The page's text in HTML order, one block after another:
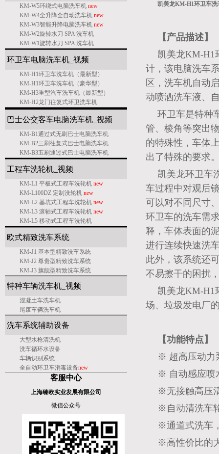
KM-W5环绕式电脑洗车机 new
KM-W4全升降全自动洗车机 new
KM-W3智能升降电脑洗车机 new
KM-W2旋转水刀 SPA 洗车机
KM-W1旋转水刀 SPA 洗车机
环卫车电脑洗车机_ 视频
KM-H1环卫车洗车机（最新型）
KM-H1环卫车洗车机（豪华型）
KM-H3重型汽车洗车机（最新型）
KM-H2龙门往复式环卫洗车机
巴士公交客车电脑洗车机 视频
KM-B1通过式无刷巴士电脑洗车机
KM-B2三刷往复式巴士电脑洗车机
KM-B3五刷通过式巴士电脑洗车机
工程车洗轮机 视频
KM-L1 平板式工程车洗轮机 new
KM-L100DZ 定制洗轮机 new
KM-L2 基坑式工程车洗轮机 new
KM-L3 滚轴式工程车洗轮机 new
KM-L5 移动式工程车洗轮机
欧式精致洗车系统
KM-J1 基本型精致洗车系统
KM-J2 尊贵型精致洗车系统
KM-J3 旗舰型精致洗车系统
特种车辆洗车机_视频
混凝土车洗车机
尾废车辆洗车机
洗车系统辅助设备
大型水枪清洗机
洗车循环水设备
车辆识别系统
全自动环卫车消毒设备new
客服中心
上海臻欧实业发展有限公司
微信公众号
凯美龙KM-H1环卫车
【产品描述
凯美龙KM-H1
计，该电脑洗车
区，洗车机自动
动喷洒洗车液、
环卫车是特种
管、棱角等突出
的特殊性，车体
出了特殊的要求
凯美龙环卫车
车过程中对观后
可以对不同尺寸
环卫车的洗车需
释，车体表面的
进行连续快速洗
此外，该系统还
不易擦干的困扰
凯美龙KM-H1
场、垃圾发电厂
【功能特点】
※ 超高压动力
※ 自动感应喷
※无接触高压
※自动清洗车
※通道式洗车
※高性价比的